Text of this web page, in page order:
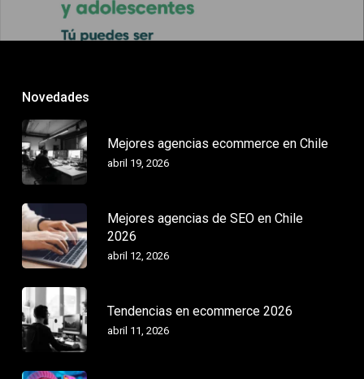
Novedades
Mejores agencias ecommerce en Chile
abril 19, 2026
Mejores agencias de SEO en Chile
2026
abril 12, 2026
Tendencias en ecommerce 2026
abril 11, 2026